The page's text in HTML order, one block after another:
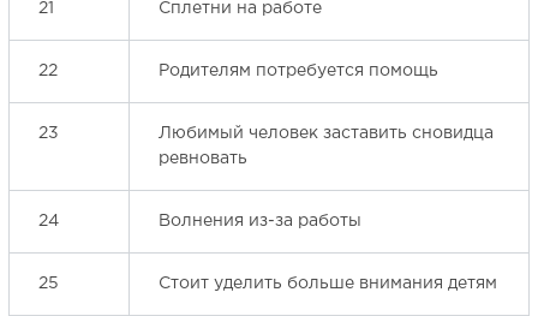
21 Сплетни на работе
22 Родителям потребуется помощь
23
Любимый человек заставить сновидца
ревновать
24 Волнения из-за работы
25 Стоит уделить больше внимания детям